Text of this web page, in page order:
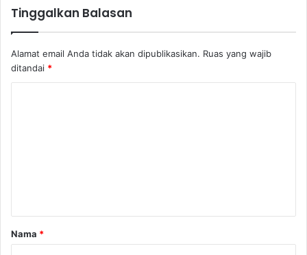
Tinggalkan Balasan
Alamat email Anda tidak akan dipublikasikan. Ruas yang wajib
ditandai *
a
r
Nama *